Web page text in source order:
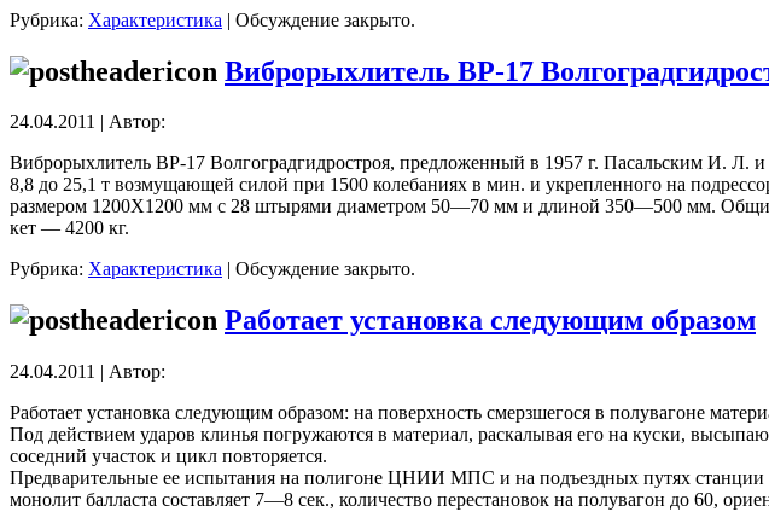
Рубрика: Характеристика | Обсуждение закрыто.
Виброрыхлитель ВР-17
24.04.2011 | Автор:
Виброрыхлитель ВР-17 Волгоградгидростроя, предложенный в 1957 г. Пасальским И.
8,8 до 25,1 т возмущающей силой при 1500 колебаниях в мин. и укрепленного на
размером 1200X1200 мм с 28 штырями диаметром 50—70 мм и длиной 350—500 мм. Общий
кет — 4200 кг.
Рубрика: Характеристика | Обсуждение закрыто.
Работает установка следующим образом
24.04.2011 | Автор:
Работает установка следующим образом: на поверхность смерзшегося в полувагоне
Под действием ударов клинья погружаются в материал, раскалывая его на куски,
соседний участок и цикл повторяется.
Предварительные ее испытания на полигоне ЦНИИ МПС и на подъездных путях
монолит балласта составляет 7—8 сек., количество перестановок на полувагон до 60,